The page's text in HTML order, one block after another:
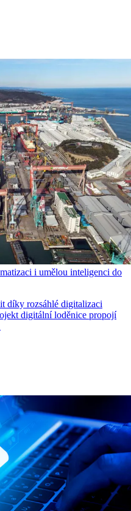
i umělou inteligenci do
díky rozsáhlé digitalizaci
digitální loděnice propojí